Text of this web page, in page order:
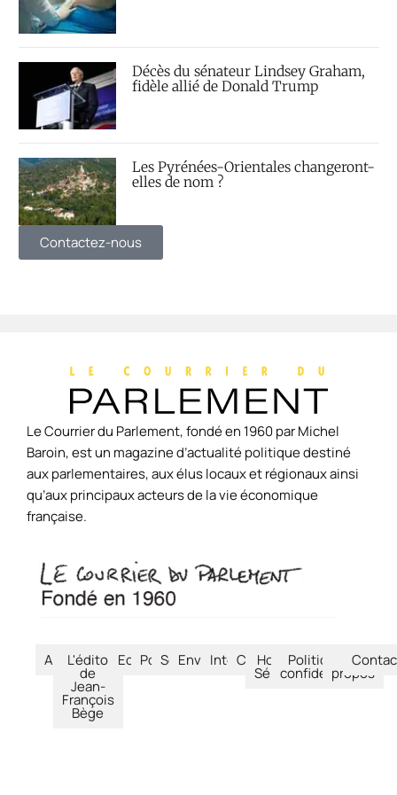
Décès du sénateur Lindsey Graham,
fidèle allié de Donald Trump
Les Pyrénées-Orientales changeront-
elles de nom ?
Contactez-nous
Le Courrier du Parlement, fondé en 1960 par Michel
Baroin, est un magazine d’actualité politique destiné
aux parlementaires, aux élus locaux et régionaux ainsi
qu’aux principaux acteurs de la vie économique
française.
Accueil
L'édito
de
Jean-
François
Bège
Economie
Politique
SociétéEnvironnement
International
CultureHors-
Séries
Politique de
confidentialité
À
propos